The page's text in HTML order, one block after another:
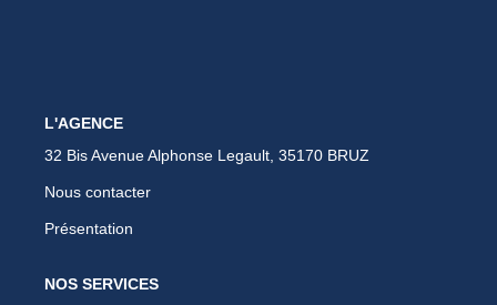
L'AGENCE
32 Bis Avenue Alphonse Legault, 35170 BRUZ
Nous contacter
Présentation
NOS SERVICES